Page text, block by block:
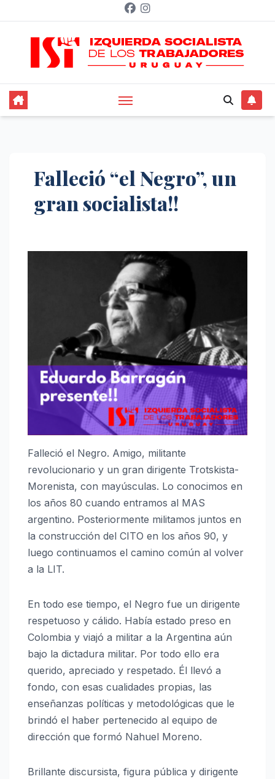
contenido
Falleció “el Negro”, un
gran socialista!!
Falleció el Negro. Amigo, militante
revolucionario y un gran dirigente Trotskista-
Morenista, con mayúsculas. Lo conocimos en
los años 80 cuando entramos al MAS
argentino. Posteriormente militamos juntos en
la construcción del CITO en los años 90, y
luego continuamos el camino común al volver
a la LIT.
En todo ese tiempo, el Negro fue un dirigente
respetuoso y cálido. Había estado preso en
Colombia y viajó a militar a la Argentina aún
bajo la dictadura militar. Por todo ello era
querido, apreciado y respetado. Él llevó a
fondo, con esas cualidades propias, las
enseñanzas políticas y metodológicas que le
brindó el haber pertenecido al equipo de
dirección que formó Nahuel Moreno.
Brillante discursista, figura pública y dirigente